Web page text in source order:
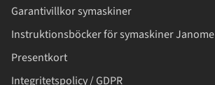
Garantivillkor symaskiner
Instruktionsböcker för symaskiner Janome
Presentkort
Integritetspolicy / GDPR